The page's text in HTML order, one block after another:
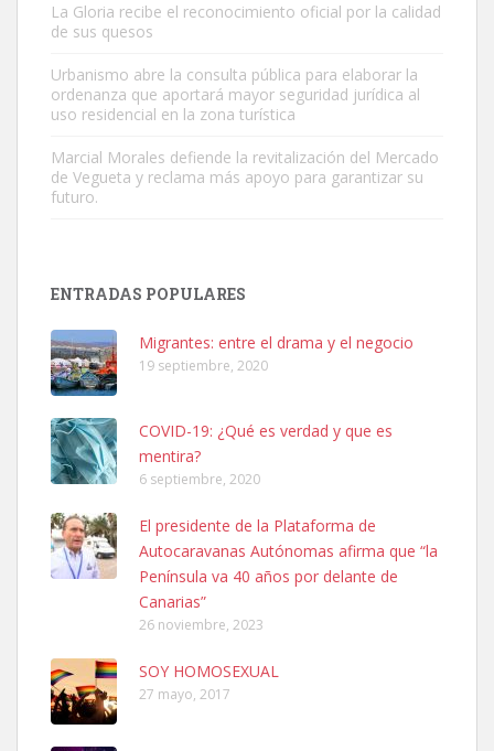
Este gato macho ha aparecido en la calle hace menos de un mes,
Leales.org » Gran Canaria | 9.7.2025
Leales.org » Gran Canaria
SHIBA PERDIDO AVDA JOSE MESA Y LOPEZ
PERRO MACHO RAZA SHIBA CON MICROCHIP PERDIDO HOY
06/07/2025 ZONA MESA Y LOPEZ. ES MUY ASUSTADIZO
Leales.org » Gran Canaria
6.7.2025
La Gloria recibe el reconocimiento oficial por la calidad
de sus quesos
Urbanismo abre la consulta pública para elaborar la
ordenanza que aportará mayor seguridad jurídica al
uso residencial en la zona turística
Marcial Morales defiende la revitalización del Mercado
de Vegueta y reclama más apoyo para garantizar su
futuro.
ENTRADAS POPULARES
Migrantes: entre el drama y el negocio
19 septiembre, 2020
COVID-19: ¿Qué es verdad y que es
mentira?
6 septiembre, 2020
El presidente de la Plataforma de
Autocaravanas Autónomas afirma que “la
Península va 40 años por delante de
Canarias”
26 noviembre, 2023
SOY HOMOSEXUAL
27 mayo, 2017